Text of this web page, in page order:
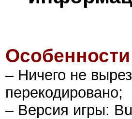
– Ничего не
перекодировано;
– Версия игры: